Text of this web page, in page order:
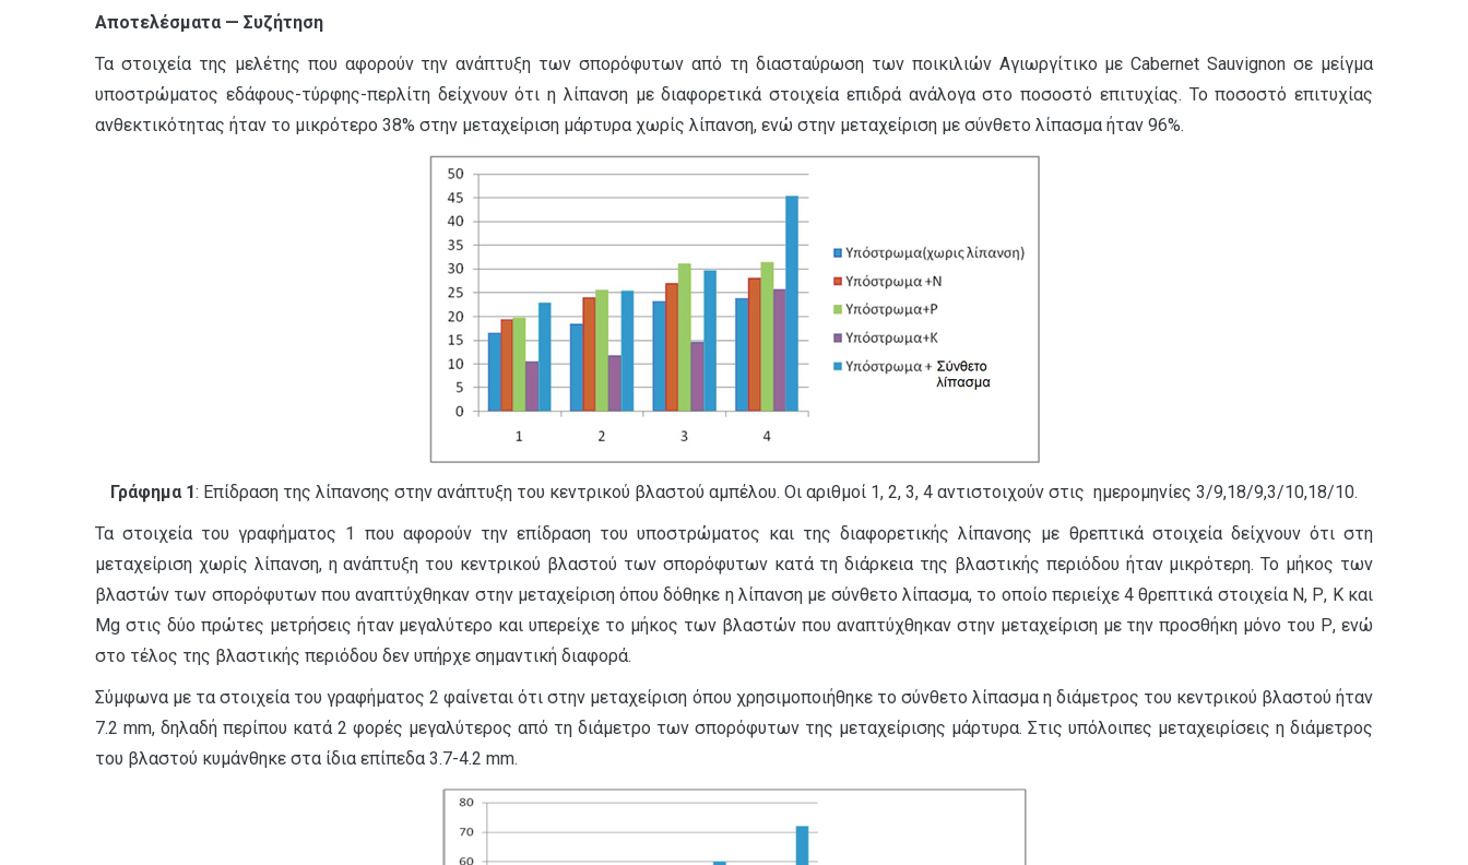
Αποτελέσματα — Συζήτηση
Τα στοιχεία της μελέτης που αφορούν την ανάπτυξη των σπορόφυτων από τη διασταύρωση των ποικιλιών Αγιωργίτικο με Cabernet Sauvignon σε μείγμα
υποστρώματος εδάφους-τύρφης-περλίτη δείχνουν ότι η λίπανση με διαφορετικά στοιχεία επιδρά ανάλογα στο ποσοστό επιτυχίας. Το ποσοστό επιτυχίας
ανθεκτικότητας ήταν το μικρότερο 38% στην μεταχείριση μάρτυρα χωρίς λίπανση, ενώ στην μεταχείριση με σύνθετο λίπασμα ήταν 96%.
Γράφημα 1: Επίδραση της λίπανσης στην ανάπτυξη του κεντρικού βλαστού αμπέλου. Οι αριθμοί 1, 2, 3, 4 αντιστοιχούν στις ημερομηνίες 3/9,18/9,3/10,18/10.
Τα στοιχεία του γραφήματος 1 που αφορούν την επίδραση του υποστρώματος και της διαφορετικής λίπανσης με θρεπτικά στοιχεία δείχνουν ότι στη
μεταχείριση χωρίς λίπανση, η ανάπτυξη του κεντρικού βλαστού των σπορόφυτων κατά τη διάρκεια της βλαστικής περιόδου ήταν μικρότερη. Το μήκος των
βλαστών των σπορόφυτων που αναπτύχθηκαν στην μεταχείριση όπου δόθηκε η λίπανση με σύνθετο λίπασμα, το οποίο περιείχε 4 θρεπτικά στοιχεία Ν, Ρ, Κ και
Mg στις δύο πρώτες μετρήσεις ήταν μεγαλύτερο και υπερείχε το μήκος των βλαστών που αναπτύχθηκαν στην μεταχείριση με την προσθήκη μόνο του Ρ, ενώ
στο τέλος της βλαστικής περιόδου δεν υπήρχε σημαντική διαφορά.
Σύμφωνα με τα στοιχεία του γραφήματος 2 φαίνεται ότι στην μεταχείριση όπου χρησιμοποιήθηκε το σύνθετο λίπασμα η διάμετρος του κεντρικού βλαστού ήταν
7.2 mm, δηλαδή περίπου κατά 2 φορές μεγαλύτερος από τη διάμετρο των σπορόφυτων της μεταχείρισης μάρτυρα. Στις υπόλοιπες μεταχειρίσεις η διάμετρος
του βλαστού κυμάνθηκε στα ίδια επίπεδα 3.7-4.2 mm.